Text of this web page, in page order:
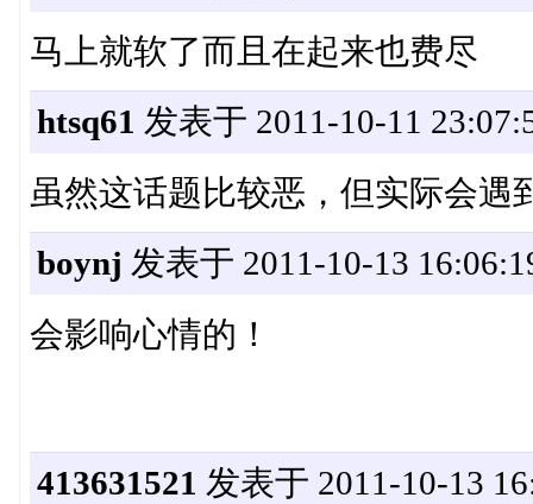
马上就软了而且在起来也费尽
htsq61 发表于 2011-10-11
虽然这话题比较恶，但实际会遇
boynj 发表于 2011-10-13
会影响心情的！
413631521 发表于 2011-10-13